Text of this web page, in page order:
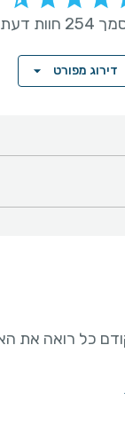
חוות דעת
דירוג מפורט
כל רואה את